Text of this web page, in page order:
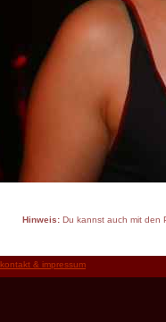
Hinweis:Du kannst auch mit den
kontakt & impressum